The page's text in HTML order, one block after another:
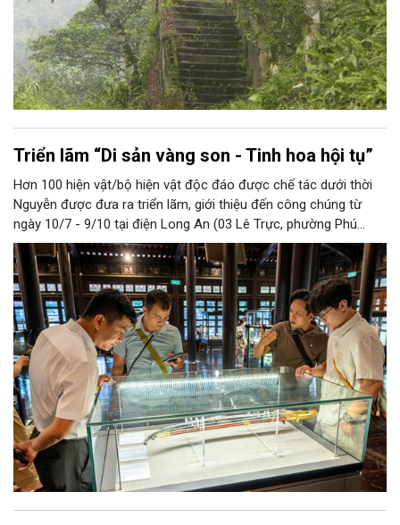
Triển lãm “Di sản vàng son - Tinh hoa hội tụ”
Hơn 100 hiện vật/bộ hiện vật độc đáo được chế tác dưới thời
Nguyễn được đưa ra triển lãm, giới thiệu đến công chúng từ
ngày 10/7 - 9/10 tại điện Long An (03 Lê Trực, phường Phú
Xuân, TP Huế).